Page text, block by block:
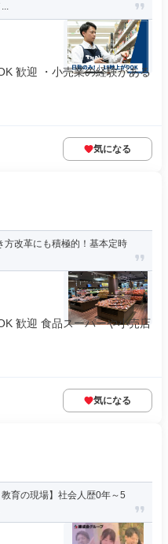
歓迎 ・小売業の経験がある
気になる
方改革にも積極的！基本定時
歓迎 食品スーパーや小売店
気になる
育の現場】社会人歴0年～5